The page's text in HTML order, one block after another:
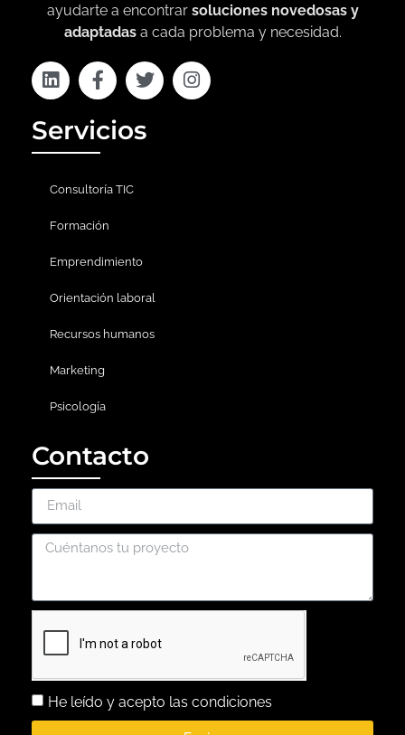
ayudarte a encontrar soluciones novedosas y
adaptadasa cada problema y necesidad.
Servicios
Consultoría TIC
Formación
Emprendimiento
Orientación laboral
Recursos humanos
Marketing
Psicología
Contacto
He leído y acepto las condiciones